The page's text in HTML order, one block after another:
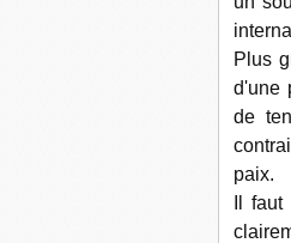
Plus
d'une
de
paix.
Il